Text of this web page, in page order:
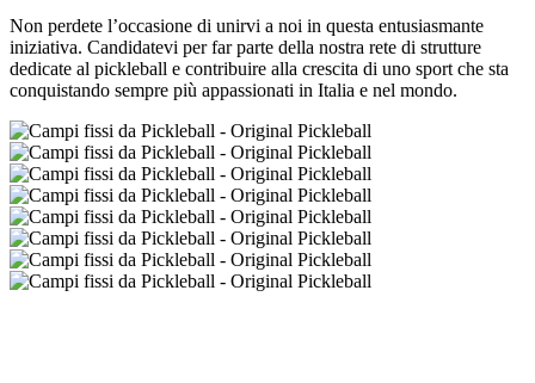
Non perdete l’occasione di unirvi a noi in questa entusiasmante
iniziativa. Candidatevi per far parte della nostra rete di strutture
dedicate al pickleball e contribuire alla crescita di uno sport che sta
conquistando sempre più appassionati in Italia e nel mondo.